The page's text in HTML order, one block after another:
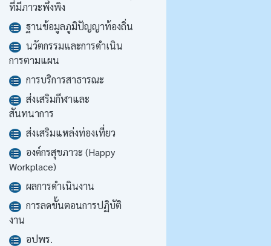
ที่มีภาวะพึ่งพิง
ฐานข้อมูลภูมิปัญญาท้องถิ่น
นวัตกรรมและการดำเนิน
การตามแผน
การบริการสาธารณะ
ส่งเสริมกีฬาและ
สันทนาการ
ส่งเสริมแหล่งท่องเที่ยว
องค์กรสุขภาวะ (Happy
Workplace)
ผลการดำเนินงาน
การลดขั้นตอนการปฏิบัติ
งาน
อปพร.